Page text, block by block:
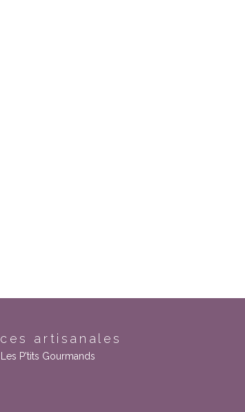
artisanales
Les P'tits Gourmands